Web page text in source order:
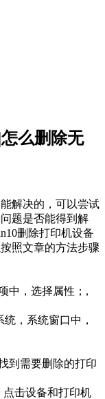
么删除无
解决的，可以尝试
题是否能得到解
删除打印机设备
照文章的方法步骤
中，选择属性；,
，系统窗口中，
到需要删除的打印
击设备和打印机